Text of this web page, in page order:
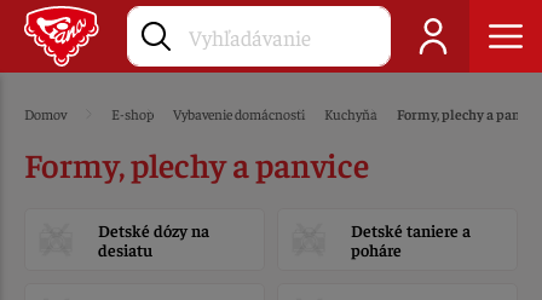
Domov E-shop Vybavenie domácnosti Kuchyňa Formy, plechy a
Formy, plechy a panvice
Detské dózy na
desiatu
Detské taniere a
poháre